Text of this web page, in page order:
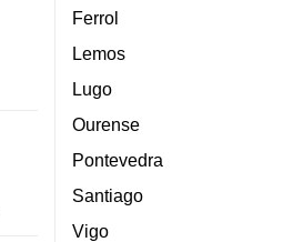
Ferrol
Lemos
Lugo
Ourense
Pontevedra
Santiago
Vigo